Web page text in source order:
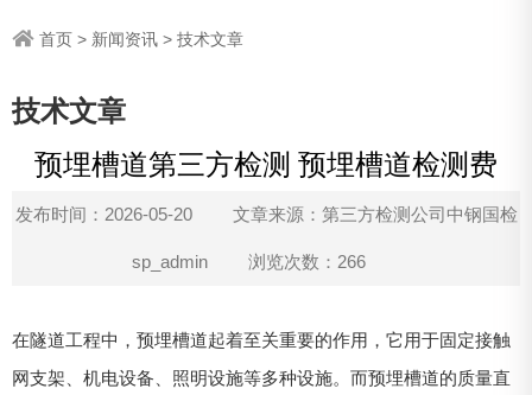
首页 > 新闻资讯 > 技术文章
技术文章
预埋槽道第三方检测 预埋槽道检测费
发布时间：2026-05-20 文章来源：第三方检测公司中钢国检
sp_admin 浏览次数：266
在隧道工程中，预埋槽道起着至关重要的作用，它用于固定接触
网支架、机电设备、照明设施等多种设施。而预埋槽道的质量直